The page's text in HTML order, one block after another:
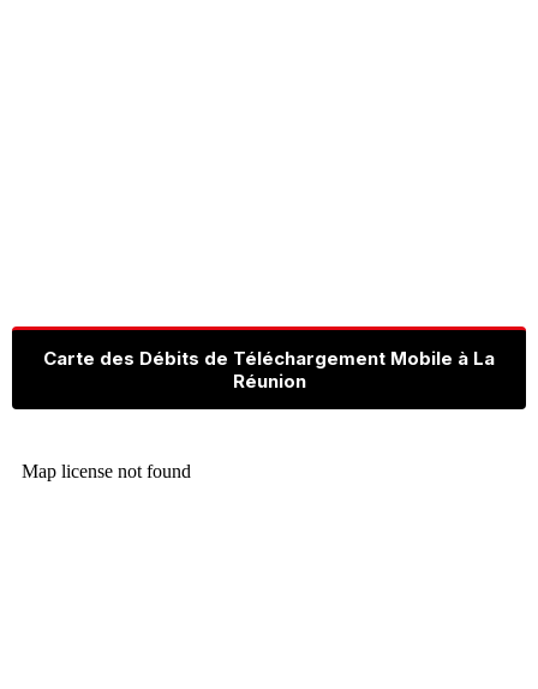
Carte des Débits de Téléchargement Mobile à La
Réunion